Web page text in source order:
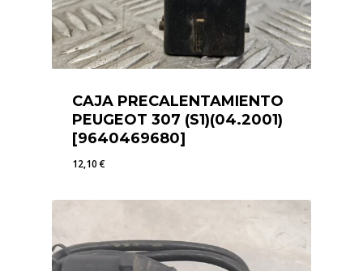
CAJA PRECALENTAMIENTO
PEUGEOT 307 (S1)(04.2001)
[9640469680]
12,10€